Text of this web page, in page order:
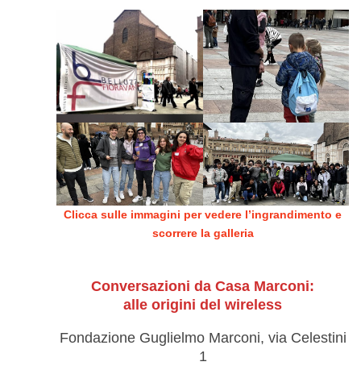
Clicca sulle immagini per vedere l’ingrandimento e
scorrere la galleria
Conversazioni da Casa Marconi:
alle origini del wireless
Fondazione Guglielmo Marconi, via Celestini
1